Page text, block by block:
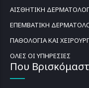
ΑΙΣΘΗΤΙΚΗ
ΕΠΕΜΒΑΤΙΚΗ
ΠΑΘΟΛΟΓΙΑ ΚΑΙ
ΟΛΕΣ ΟΙ ΥΠΗΡΕΣΙΕΣ
Που